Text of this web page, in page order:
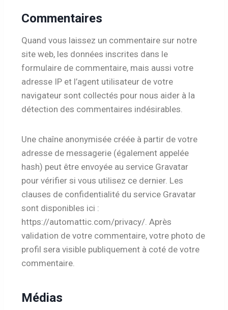
Commentaires
Quand vous laissez un commentaire sur notre
site web, les données inscrites dans le
formulaire de commentaire, mais aussi votre
adresse IP et l’agent utilisateur de votre
navigateur sont collectés pour nous aider à la
détection des commentaires indésirables.
Une chaîne anonymisée créée à partir de votre
adresse de messagerie (également appelée
hash) peut être envoyée au service Gravatar
pour vérifier si vous utilisez ce dernier. Les
clauses de confidentialité du service Gravatar
sont disponibles ici :
https://automattic.com/privacy/. Après
validation de votre commentaire, votre photo de
profil sera visible publiquement à coté de votre
commentaire.
Médias